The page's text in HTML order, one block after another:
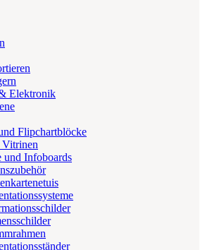
Elektronik
Flipchartblöcke
Vitrinen
und Infoboards